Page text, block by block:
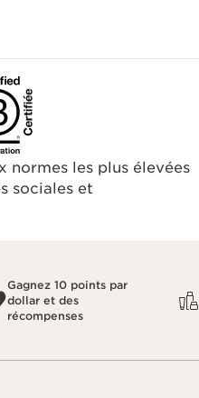
normes les plus élevées
sociales et
Gagnez 10 points par
dollar et des
récompenses